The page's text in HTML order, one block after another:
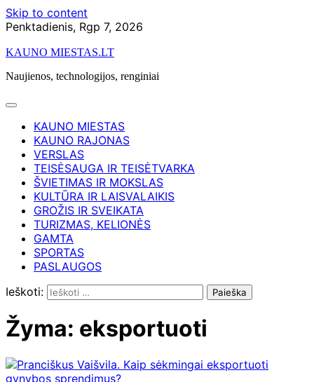
Skip to content
Penktadienis, Rgp 7, 2026
KAUNO MIESTAS.LT
Naujienos, technologijos, renginiai
KAUNO MIESTAS
KAUNO RAJONAS
VERSLAS
TEISĖSAUGA IR TEISĖTVARKA
ŠVIETIMAS IR MOKSLAS
KULTŪRA IR LAISVALAIKIS
GROŽIS IR SVEIKATA
TURIZMAS, KELIONĖS
GAMTA
SPORTAS
PASLAUGOS
Ieškoti:
Žyma: eksportuoti